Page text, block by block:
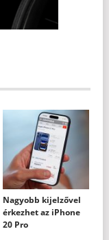
Nagyobb kijelzővel
érkezhet az iPhone
20 Pro